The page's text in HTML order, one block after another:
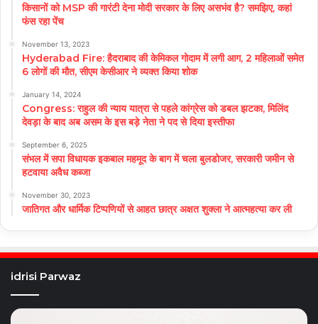
किसानों को MSP की गारंटी देना मोदी सरकार के लिए असभंव है? समझिए, कहां
फंस रहा पेंच
November 13, 2023
Hyderabad Fire: हैदराबाद की केमिकल गोदाम में लगी आग, 2 महिलाओं समेत
6 लोगों की मौत, सीएम केसीआर ने व्यक्त किया शोक
January 14, 2024
Congress: राहुल की न्याय यात्रा से पहले कांग्रेस को डबल झटका, मिलिंद
देवड़ा के बाद अब असम के इस बड़े नेता ने पद से दिया इस्तीफा
September 6, 2025
संभल में सपा विधायक इकबाल महमूद के बाग में चला बुलडोजर, सरकारी जमीन से
हटवाया अवैध कब्जा
November 30, 2023
जातिगत और धार्मिक टिप्पणियों से आहत छात्र अक्षत शुक्ला ने आत्महत्या कर ली
idrisi Parwaz